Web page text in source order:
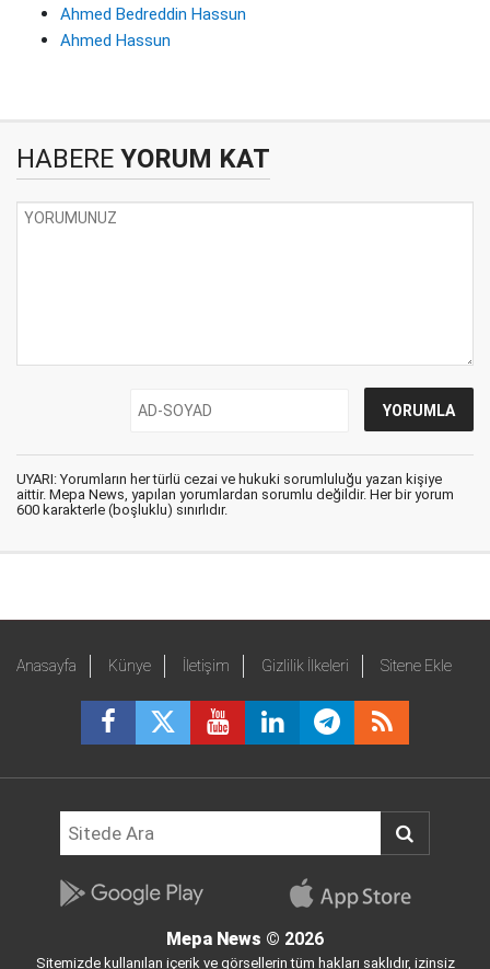
Ahmed Bedreddin Hassun
Ahmed Hassun
HABERE YORUM KAT
UYARI: Yorumların her türlü cezai ve hukuki sorumluluğu yazan kişiye
aittir. Mepa News, yapılan yorumlardan sorumlu değildir. Her bir yorum
600 karakterle (boşluklu) sınırlıdır.
Anasayfa Künye İletişim Gizlilik İlkeleri Sitene Ekle
Mepa News © 2026
Sitemizde kullanılan içerik ve görsellerin tüm hakları saklıdır, izinsiz